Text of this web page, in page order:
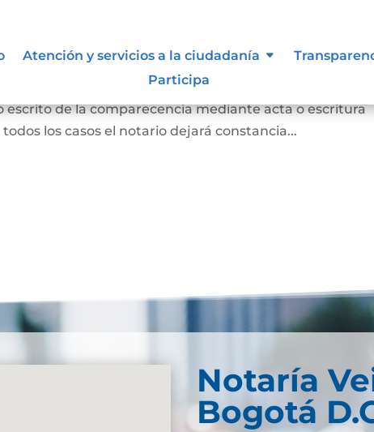
Atención y servicios a la ciudadanía
Participa
para otorgar escritura pública
persona concurrió a la notaría a otorgar una escritura
de la comparecencia mediante acta o escritura
los casos el notario dejará constancia...
Notaría
Bogotá